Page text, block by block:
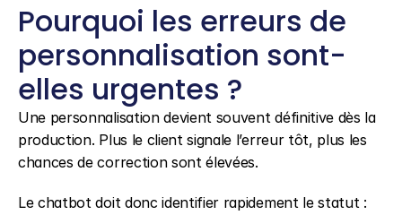
Pourquoi les erreurs de
personnalisation sont-
elles urgentes ?
Une personnalisation devient souvent définitive dès la
production. Plus le client signale l’erreur tôt, plus les
chances de correction sont élevées.
Le chatbot doit donc identifier rapidement le statut :